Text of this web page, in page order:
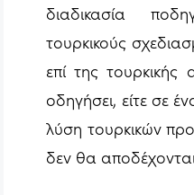
διαδικασία
τουρκικούς
επί της τουρκικής
οδηγήσει, είτε σε
λύση τουρκικών
δεν θα